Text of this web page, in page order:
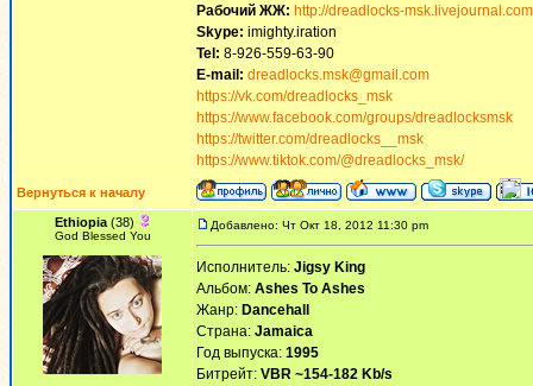
Рабочий ЖЖ: http://dreadlocks-
Skype: imighty.iration
Tel: 8-926-559-63-90
E-mail: dreadlocks.msk@gmail.com
https://vk.com/dreadlocks_msk
https://www.facebook.com/groups/dreadlocksmsk
https://twitter.com/dreadlocks__msk
https://www.tiktok.com/@dreadlocks_msk/
Вернуться к началу
Ethiopia(38)
God Blessed You
Добавлено: Чт Окт 18, 2012 11:30 pm
Исполнитель: Jigsy King
Альбом: Ashes To Ashes
Жанр: Dancehall
Страна: Jamaica
Год выпуска: 1995
Битрейт: VBR ~154-182 Kb/s